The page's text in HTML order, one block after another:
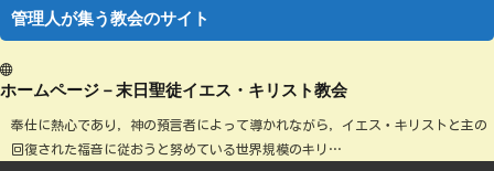
管理人が集う教会のサイト
ホームページ－末日聖徒イエス・キリスト教会
奉仕に熱心であり，神の預言者によって導かれながら，イエス・キリストと主の
回復された福音に従おうと努めている世界規模のキリ…